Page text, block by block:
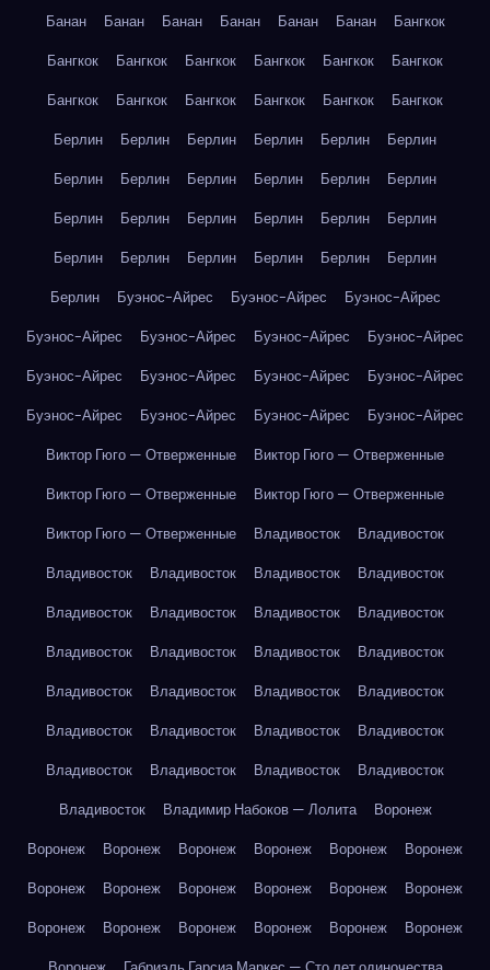
Банан Банан Банан Банан Банан Банан
Бангкок
Бангкок
Бангкок Бангкок Бангкок Бангкок
Бангкок
Бангкок
Бангкок Бангкок Бангкок Бангкок
Бангкок
Берлин
Берлин Берлин Берлин Берлин
Берлин
Берлин
Берлин Берлин Берлин Берлин
Берлин
Берлин
Берлин Берлин Берлин Берлин
Берлин
Берлин
Берлин Берлин Берлин Берлин
Берлин
Берлин
Буэнос-Айрес Буэнос-Айрес
Буэнос-Айрес
Буэнос-Айрес
Буэнос-Айрес Буэнос-Айрес
Буэнос-Айрес
Буэнос-Айрес
Буэнос-Айрес Буэнос-Айрес
Буэнос-Айрес
Буэнос-Айрес
Буэнос-Айрес Буэнос-Айрес
Буэнос-Айрес
Виктор Гюго — Отверженные
Виктор Гюго — Отверженные
Виктор Гюго — Отверженные
Виктор Гюго — Отверженные
Виктор Гюго — Отверженные
Владивосток
Владивосток
Владивосток
Владивосток Владивосток
Владивосток
Владивосток
Владивосток Владивосток
Владивосток
Владивосток
Владивосток Владивосток
Владивосток
Владивосток
Владивосток Владивосток
Владивосток
Владивосток
Владивосток Владивосток
Владивосток
Владивосток
Владивосток Владивосток
Владивосток
Владивосток
Владимир Набоков — Лолита
Воронеж
Воронеж
Воронеж Воронеж Воронеж Воронеж
Воронеж
Воронеж
Воронеж Воронеж Воронеж Воронеж
Воронеж
Воронеж
Воронеж Воронеж Воронеж Воронеж
Воронеж